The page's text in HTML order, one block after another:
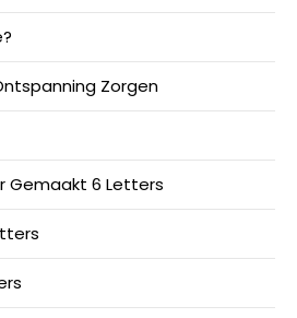
Zorgen
Gemaakt 6 Letters